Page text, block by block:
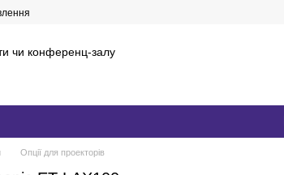
чи конференц-залу
Опції для проекторів